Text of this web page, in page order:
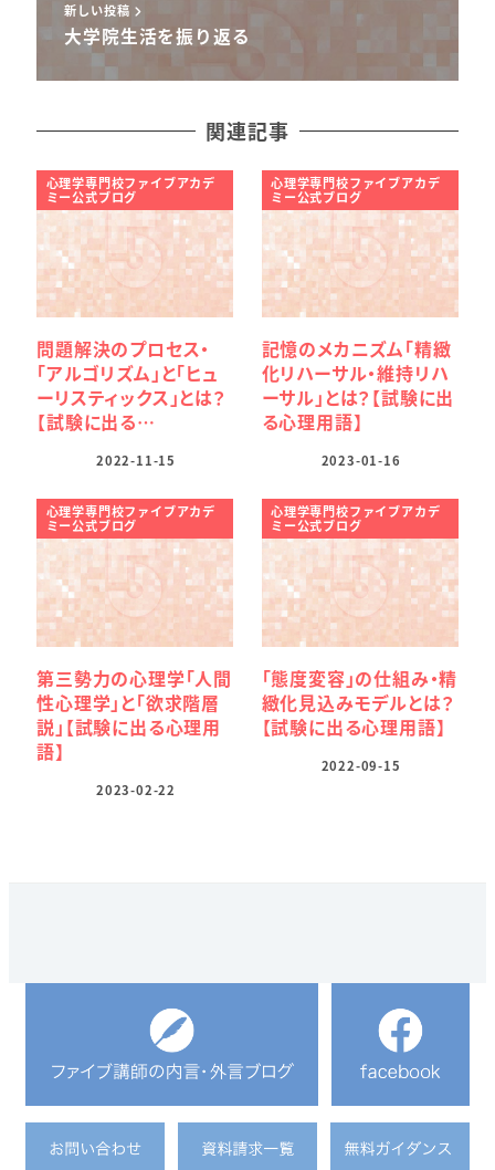
新しい投稿
大学院生活を振り返る
関連記事
心理学専門校ファイブアカデ
ミー公式ブログ
問題解決のプロセス・
「アルゴリズム」と「ヒュ
ーリスティックス」とは？
【試験に出る…
2022-11-15
心理学専門校ファイブアカデ
ミー公式ブログ
記憶のメカニズム「精緻
化リハーサル・維持リハ
ーサル」とは？【試験に出
る心理用語】
2023-01-16
心理学専門校ファイブアカデ
ミー公式ブログ
第三勢力の心理学「人間
性心理学」と「欲求階層
説」【試験に出る心理用
語】
2023-02-22
心理学専門校ファイブアカデ
ミー公式ブログ
「態度変容」の仕組み・精
緻化見込みモデルとは？
【試験に出る心理用語】
2022-09-15